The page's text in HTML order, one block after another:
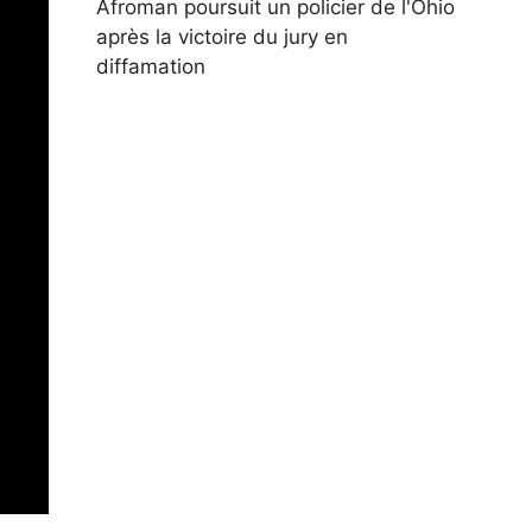
Afroman poursuit un policier de l'Ohio
après la victoire du jury en
diffamation